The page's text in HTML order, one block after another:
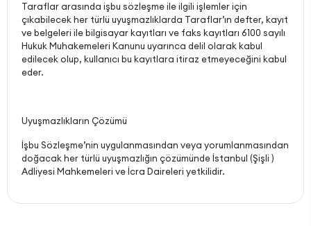
Taraflar arasında işbu sözleşme ile ilgili işlemler için
çıkabilecek her türlü uyuşmazlıklarda Taraflar’ın defter, kayıt
ve belgeleri ile bilgisayar kayıtları ve faks kayıtları 6100 sayılı
Hukuk Muhakemeleri Kanunu uyarınca delil olarak kabul
edilecek olup, kullanıcı bu kayıtlara itiraz etmeyeceğini kabul
eder.
Uyuşmazlıkların Çözümü
İşbu Sözleşme’nin uygulanmasından veya yorumlanmasından
doğacak her türlü uyuşmazlığın çözümünde İstanbul (Şişli )
Adliyesi Mahkemeleri ve İcra Daireleri yetkilidir.